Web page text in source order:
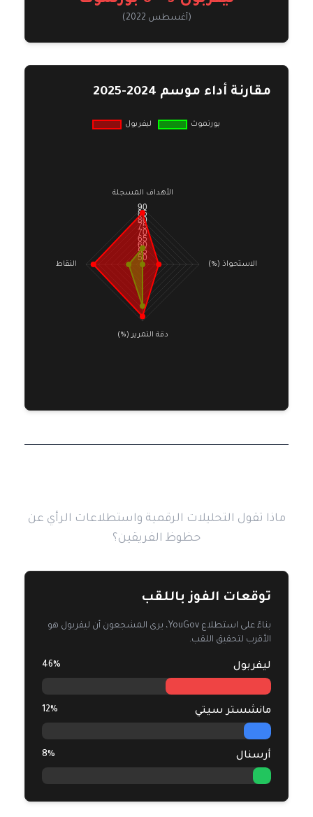
(أغسطس 2022)
مقارنة أداء موسم 2024-2025
ماذا تقول التحليلات الرقمية واستطلاعات الرأي عن
حظوظ الفريقين؟
توقعات الفوز باللقب
بناءً على استطلاع YouGov، يرى المشجعون أن ليفربول هو
الأقرب لتحقيق اللقب.
ليفربول 46%
مانشستر سيتي 12%
أرسنال 8%